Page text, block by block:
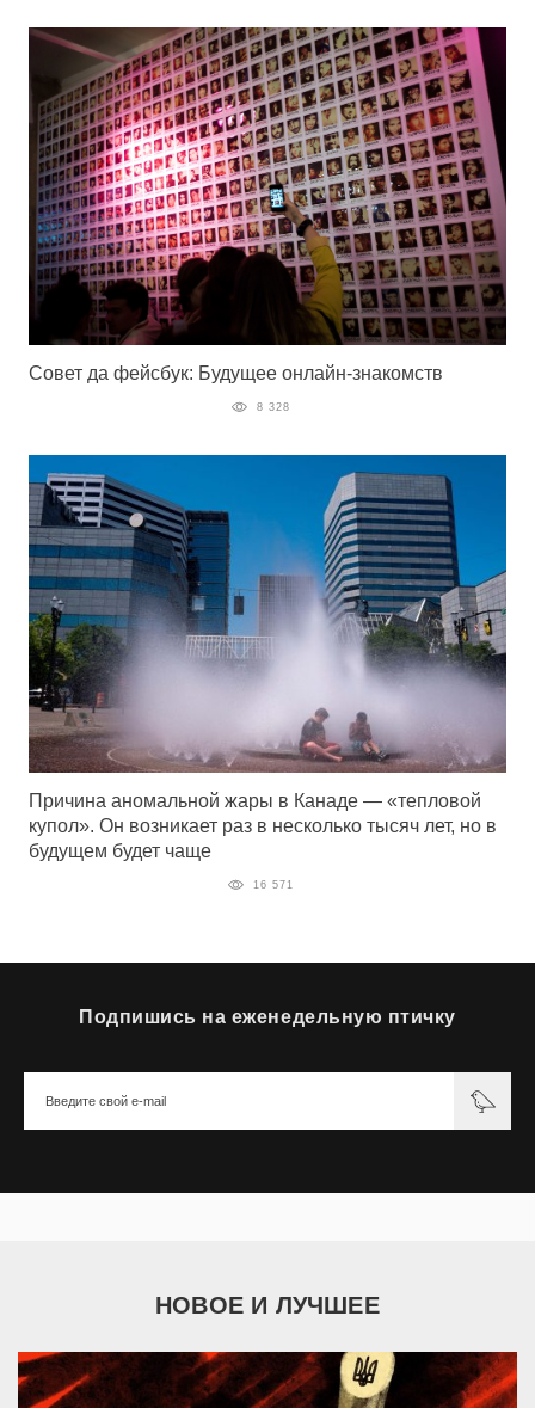
Совет да фейсбук: Будущее онлайн-знакомств
8 328
Причина аномальной жары в Канаде — «тепловой
купол». Он возникает раз в несколько тысяч лет, но в
будущем будет чаще
16 571
Подпишись на еженедельную птичку
НОВОЕ И ЛУЧШЕЕ